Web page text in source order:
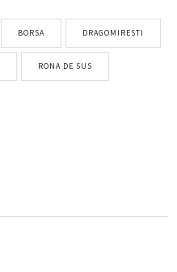
BORSA DRAGOMIRESTI
RONA DE SUS